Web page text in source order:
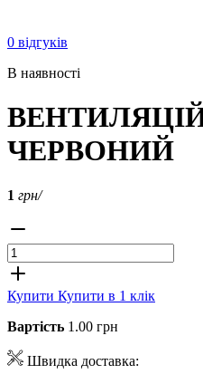
0 відгуків
В наявності
ЧЕРВОНИЙ
1 грн/
Купити Купити в 1 клік
Вартість 1.00 грн
Швидка доставка: